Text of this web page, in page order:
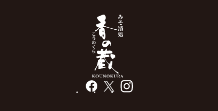
最終の発送から、3年以上経過している場合や、メー
ルアドレス等の不通が発生した場合には、会員情報を
削除する場合があります。
facebook instagram